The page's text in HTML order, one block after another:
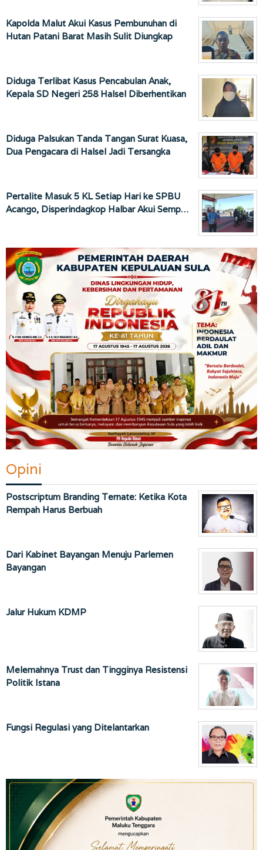
Kapolda Malut Akui Kasus Pembunuhan di
Hutan Patani Barat Masih Sulit Diungkap
Diduga Terlibat Kasus Pencabulan Anak,
Kepala SD Negeri 258 Halsel Diberhentikan
Diduga Palsukan Tanda Tangan Surat Kuasa,
Dua Pengacara di Halsel Jadi Tersangka
Pertalite Masuk 5 KL Setiap Hari ke SPBU
Acango, Disperindagkop Halbar Akui Semp…
Opini
Postscriptum Branding Ternate: Ketika Kota
Rempah Harus Berbuah
Dari Kabinet Bayangan Menuju Parlemen
Bayangan
Jalur Hukum KDMP
Melemahnya Trust dan Tingginya Resistensi
Politik Istana
Fungsi Regulasi yang Ditelantarkan